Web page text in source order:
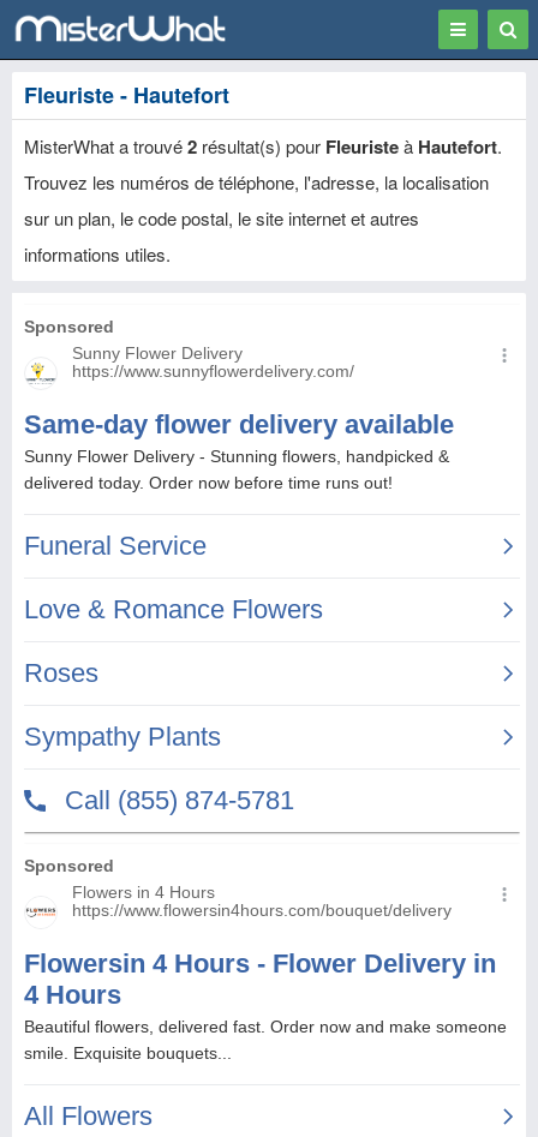
Toggle
Fleuriste - Hautefort
MisterWhat a trouvé2 résultat(s) pour Fleuristeà Hautefort.
Trouvez les numéros de téléphone, l'adresse, la localisation
sur un plan, le code postal, le site internet et autres
informations utiles.